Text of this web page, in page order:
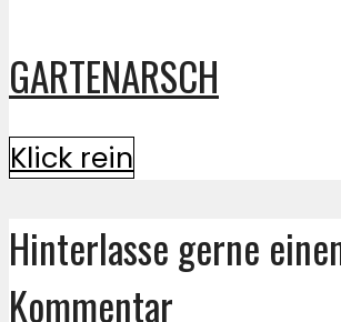
GARTENARSCH
Klick rein
Hinterlasse gerne
Kommentar